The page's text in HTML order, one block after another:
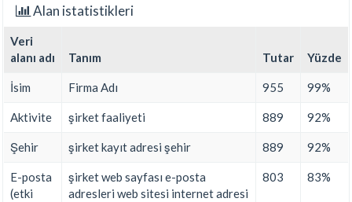
Alan istatistikleri
Veri
alanı adı
Tanım Tutar Yüzde
İsim Firma Adı 955 99%
Aktivite şirket faaliyeti 889 92%
Şehir şirket kayıt adresi şehir 889 92%
E-posta
(etki
şirket web sayfası e-posta
adresleri web sitesi internet adresi
803 83%